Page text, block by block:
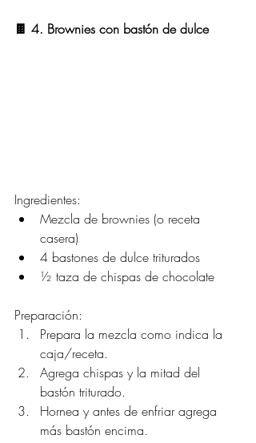
🍫 4. Brownies con bastón de dulce
Ingredientes:
Mezcla de brownies (o receta
casera)
4 bastones de dulce triturados
½ taza de chispas de chocolate
Preparación:
Prepara la mezcla como indica la
caja/receta.
Agrega chispas y la mitad del
bastón triturado.
Hornea y antes de enfriar agrega
más bastón encima.